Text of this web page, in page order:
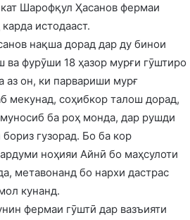
Шарофқул Ҳасанов фермаи
истодааст.
нақша дорад дар ду бинои
фурӯши 18 ҳазор мурғи гӯштиро
аз он, ки парвариши мурғ
мекунад, соҳибкор талош дорад,
ба роҳ монда, дар рушди
гузорад. Бо ба кор
ноҳияи Айнӣ бо маҳсулоти
метавонанд бо нархи дастрас
кунанд.
фермаи гӯштӣ дар вазъияти